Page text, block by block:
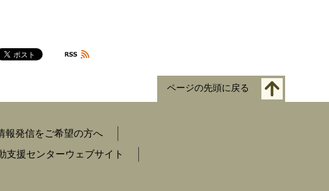
ページの先頭に戻る
報発信をご希望の方へ
支援センターウェブサイト